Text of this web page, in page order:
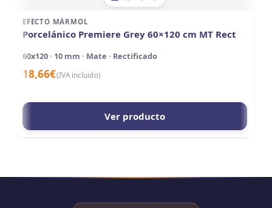
EFECTO MÁRMOL
Porcelánico Premiere Grey 60×120 cm MT Rect
60x120 · 10 mm · Mate · Rectificado
18,66€(IVA incluido)
Ver producto